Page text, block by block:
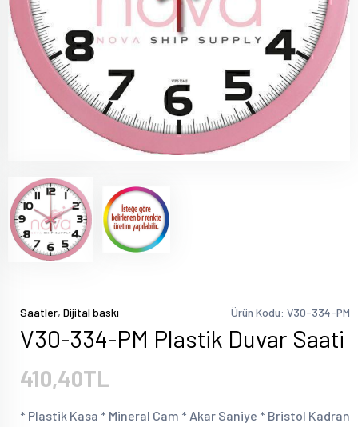
Saatler, Dijital baskı Ürün Kodu: V30-334-PM
V30-334-PM Plastik Duvar Saati
410,40TL
* Plastik Kasa * Mineral Cam * Akar Saniye * Bristol Kadran